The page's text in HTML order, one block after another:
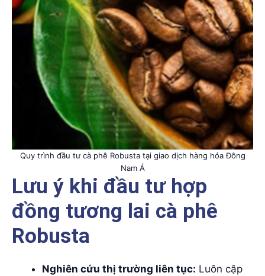
Quy trình đầu tư cà phê Robusta tại giao dịch hàng hóa Đông
Nam Á
Lưu ý khi đầu tư hợp
đồng tương lai cà phê
Robusta
Nghiên cứu thị trường liên tục: Luôn cập